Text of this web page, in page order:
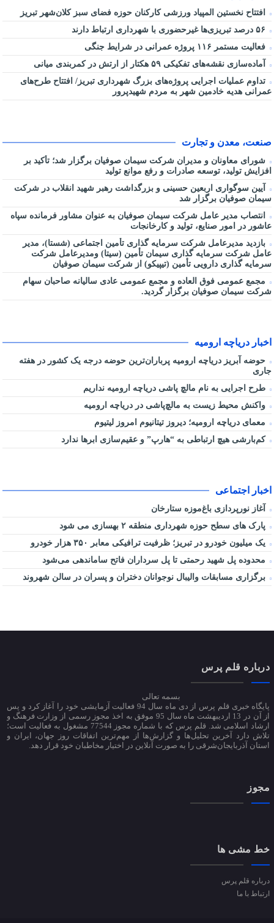
افتتاح نخستین المپیاد ورزشی کارکنان حوزه فضای سبز کلان‌شهر تبریز
فعالیت مستمر ۱۱۶ پروژه عمرانی در شرایط جنگی
آماده‌سازی نقشه‌های تفکیکی ۵۹ هکتار از ارتش در کمربندی میانی
تداوم عملیات اجرایی پروژه‌های بزرگ شهرداری تبریز/ افتتاح طرح‌های
عمرانی هدیه خادمین شهر به مردم شهیدپرور
صنعت، معدن و تجارت
شورای معاونان و مدیران شرکت سیمان صوفیان برگزار شد؛ تأکید بر
افزایش تولید، توسعه صادرات و رفع موانع تولید
آیین سوگواری اربعین حسینی و بزرگداشت رهبر شهید انقلاب در شرکت
سیمان صوفیان برگزار شد
انتصاب مدیر عامل شرکت سیمان صوفیان به عنوان مشاور فرمانده سپاه
عاشور در امور صنایع، تولید و کارخانجات
بازدید مدیرعامل شرکت سرمایه گذاری تأمین اجتماعی (شستا)، مدیر
عامل شرکت سرمایه گذاری سیمان تأمین (سیتا) ومدیرعامل شرکت
سرمایه گذاری دارویی تأمین (تیپیکو) از شرکت سیمان صوفیان
مجمع عمومی فوق العاده و مجمع عمومی عادی سالیانه صاحبان سهام
شرکت سیمان صوفیان برگزار گردید.
اخبار دریاچه ارومیه
حوضه آبریز دریاچه ارومیه پرباران‌ترین حوضه‌ درجه یک کشور در هفته
جاری
طرح اجرایی به نام مالچ پاشی دریاچه ارومیه نداریم
واکنش محیط زیست به مالچ‌پاشی در دریاچه ارومیه
معمای دریاچه ارومیه؛ دیروز تیتانیوم امروز لیتیوم
کم‌بارشی هیچ ارتباطی به “هارپ” و عقیم‌سازی ابرها ندارد
اخبار اجتماعی
آغاز نورپردازی باغ‌موزه ستارخان
پارک های سطح حوزه شهرداری منطقه ۲ بهسازی می شود
یک میلیون خودرو در تبریز؛ ظرفیت ترافیکی معابر ۳۵۰ هزار خودرو
محدوده پل شهید رحمتی تا پل سرداران فاتح ساماندهی می‌شود
برگزاری مسابقات والیبال نوجوانان دختران و پسران در سالن شهروند
درباره قلم پرس
بسمه تعالی
پایگاه خبری قلم پرس از دی ماه سال 94 فعالیت آزمایشی خود را آغاز کرد و پس
از آن در 13 اردیبهشت ماه سال 95 موفق به اخذ مجوز رسمی از وزارت فرهنگ و
ارشاد اسلامی شد. قلم پرس که با شماره مجوز 77544 مشغول به فعالیت است؛
تلاش دارد آخرین تحلیل‌ها و گزارش‌ها از مهم‌ترین اتفاقات روز جهان، ایران و
استان آذربایجان‌شرقی را به صورت آنلاین در اختیار مخاطبان خود قرار دهد.
مجوز
خط مشی ها
درباره قلم پرس
ارتباط با ما